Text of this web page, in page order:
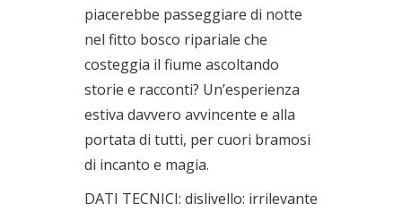
piacerebbe passeggiare di notte
nel fitto bosco ripariale che
costeggia il fiume ascoltando
storie e racconti? Un’esperienza
estiva davvero avvincente e alla
portata di tutti, per cuori bramosi
di incanto e magia.
DATI TECNICI: dislivello: irrilevante